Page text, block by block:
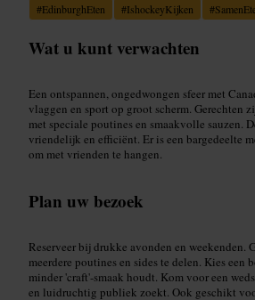
#EdinburghEten #IshockeyKijken #
Wat u kunt verwachten
Een ontspannen, ongedwongen sfeer met
vlaggen en sport op groot scherm. Gerechten
met speciale poutines en smaakvolle sauzen.
vriendelijk en efficiënt. Er is een bargedeelte
om met vrienden te hangen.
Plan uw bezoek
Reserveer bij drukke avonden en weekenden.
meerdere poutines en sides te delen. Kies een
minder 'craft'-smaak houdt. Kom voor een
en luidruchtig publiek zoekt. Ook geschikt